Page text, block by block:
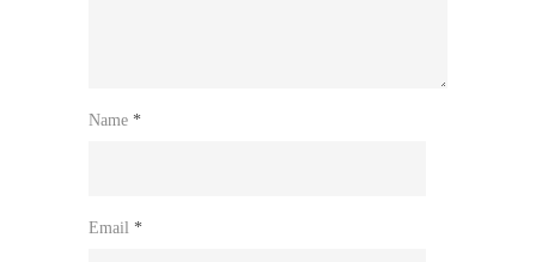
Name *
Email *